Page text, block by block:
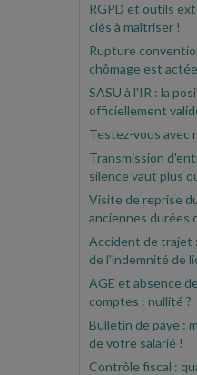
RGPD et outils
clés à maîtriser !
Rupture
chômage est actée
SASU à l'IR : la
officiellement
Testez-vous avec
Transmission
silence vaut plus
Visite de reprise
anciennes durées
Accident de trajet
de l'indemnité de
AGE et absence
comptes : nullité ?
Bulletin de paye :
de votre salarié !
Contrôle fiscal :